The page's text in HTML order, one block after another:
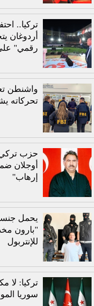
تركيا..
أردوغان
رقمي"
واشنطن
تحركاته
حزب
أوجلان
إرهاب"
يحمل
"بارون
للإنتربول
تركيا: لا
سوريا